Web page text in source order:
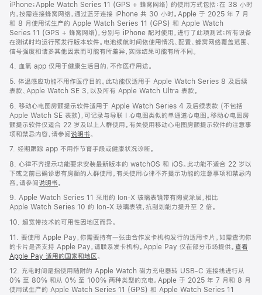
iPhone；Apple Watch Series 11 (GPS + 蜂窝网络) 的使用方式包括：在 38 小时
内，按需连接蜂窝网络，通过蓝牙连接 iPhone 共 30 小时。Apple 于 2025 年 7 月
和 8 月使用试生产的 Apple Watch Series 11 (GPS) 和 Apple Watch
Series 11 (GPS + 蜂窝网络)，分别与 iPhone 配对使用，进行了此项测试；所有设备
在测试时均运行预发行版本软件。电池续航时间依使用情况、配置、蜂窝网络覆盖范围、
信号强度和诸多其他因素而可能有所差异，实际结果可能有所不同。
4. 血氧 app 仅用于健康生活目的，不作医疗用途。
5. 体温感应功能不用作医疗目的。此功能仅适用于 Apple Watch Series 8 及后续
表款、Apple Watch SE 3，以及所有 Apple Watch Ultra 表款。
6. 移动心电图房颤提示软件适用于 Apple Watch Series 4 及后续表款 (不包括
Apple Watch SE 表款)，可记录与导联 I 心电图类似的单通道心电图。移动心电图房
颤提示软件仅适合 22 岁及以上人群使用。有关使用移动心电图房颤提示软件的注意事
项和禁忌内容，请参阅说明书。
7. 经期跟踪 app 不用作节育手段或健康状况诊断。
8. 心律不齐提示功能要求安装最新版本的 watchOS 和 iOS。此功能不适合 22 岁以
下或之前已确诊患有房颤的人群使用。有关使用心律不齐提示功能的注意事项和禁忌内
容，请参阅说明书。
9. Apple Watch Series 11 采用的 Ion-X 玻璃表镜带有陶瓷涂层，相比
Apple Watch Series 10 的 Ion-X 玻璃表镜，抗刮划能力提升至 2 倍。
10. 超宽带技术的可用性因地区而异。
11. 要使用 Apple Pay，你需要持有一张由合作发卡机构发行的适用卡片。如需查询你
的卡片是否支持 Apple Pay，请联系发卡机构。Apple Pay 仅在部分市场提供。 查看
Apple Pay 适用的国家和地区。
12. 充电时间是指使用随附的 Apple Watch 磁力充电器转 USB-C 连接线进行从
0% 至 80% 和从 0% 至 100% 两种类型的充电。Apple 于 2025 年 7 月和 8 月
使用试生产的 Apple Watch Series 11 (GPS) 和 Apple Watch Series 11